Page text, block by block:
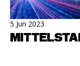
5 Jun 2023